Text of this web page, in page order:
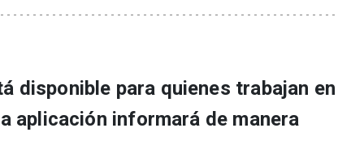
disponible para quienes trabajan en
aplicación informará de manera